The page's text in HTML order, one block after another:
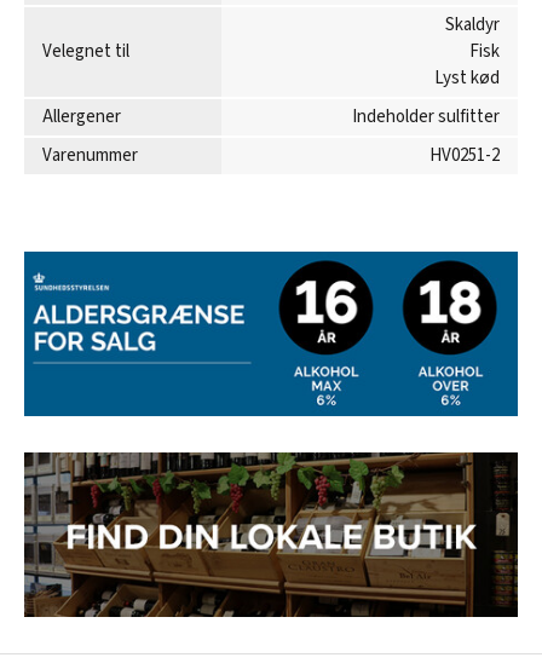
Velegnet til
Skaldyr
Fisk
Lyst kød
Allergener
Indeholder sulfitter
Varenummer
HV0251-2